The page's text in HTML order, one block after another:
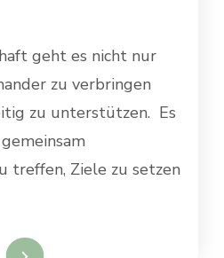
geht es nicht nur
zu verbringen
zu unterstützen. Es
treffen, Ziele zu setzen